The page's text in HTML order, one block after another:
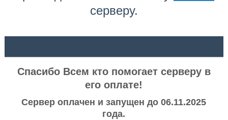
серверу.
Спасибо Всем кто помогает серверу в
его оплате!
Сервер оплачен и запущен до 06.11.2025
года.